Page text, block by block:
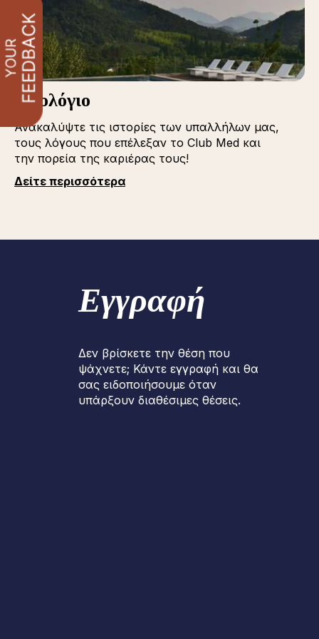
Iστολόγιο
Ανακαλύψτε τις ιστορίες των υπαλλήλων μας,
τους λόγους που επέλεξαν το Club Med και
την πορεία της καριέρας τους!
Δείτε περισσότερα
Εγγραφή
Δεν βρίσκετε την θέση που
ψάχνετε; Κάντε εγγραφή και θα
σας ειδοποιήσουμε όταν
υπάρξουν διαθέσιμες θέσεις.